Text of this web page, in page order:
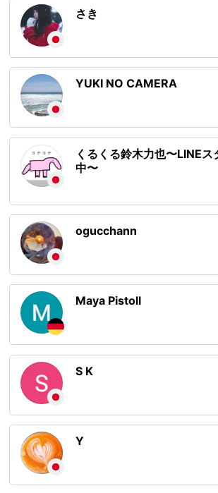
さき
YUKI NO CAMERA
くるくる鈴木力也〜LINEス
中〜
ogucchann
Maya Pistoll
S K
Y